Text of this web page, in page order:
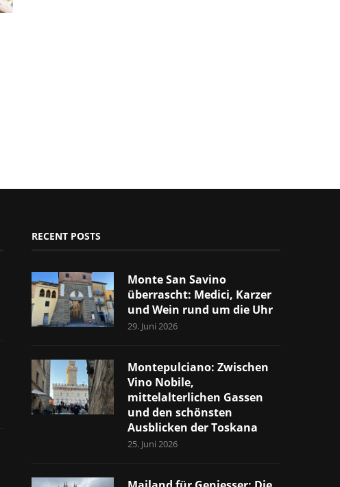
RECENT POSTS
Monte San Savino
überrascht: Medici, Karzer
und Wein rund um die Uhr
29. Juni 2026
Montepulciano: Zwischen
Vino Nobile,
mittelalterlichen Gassen
und den schönsten
Ausblicken der Toskana
25. Juni 2026